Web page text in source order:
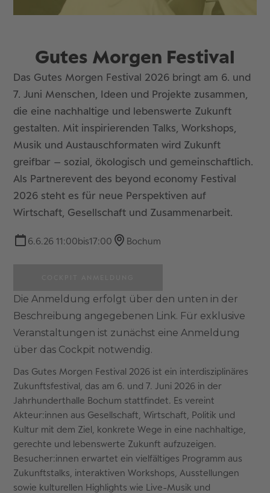
Gutes Morgen Festival
Das Gutes Morgen Festival 2026 bringt am 6. und
7. Juni Menschen, Ideen und Projekte zusammen,
die eine nachhaltige und lebenswerte Zukunft
gestalten. Mit inspirierenden Talks, Workshops,
Musik und Austauschformaten wird Zukunft
greifbar – sozial, ökologisch und gemeinschaftlich.
Als Partnerevent des beyond economy Festival
2026 steht es für neue Perspektiven auf
Wirtschaft, Gesellschaft und Zusammenarbeit.
6.6.26 11:00bis17:00 Bochum
Die Anmeldung erfolgt über den unten in der
Beschreibung angegebenen Link. Für exklusive
Veranstaltungen ist zunächst eine Anmeldung
über das Cockpit notwendig.
Das Gutes Morgen Festival 2026 ist ein interdisziplinäres
Zukunftsfestival, das am 6. und 7. Juni 2026 in der
Jahrhunderthalle Bochum stattfindet. Es vereint
Akteur:innen aus Gesellschaft, Wirtschaft, Politik und
Kultur mit dem Ziel, konkrete Wege in eine nachhaltige,
gerechte und lebenswerte Zukunft aufzuzeigen.
Besucher:innen erwartet ein vielfältiges Programm aus
Zukunftstalks, interaktiven Workshops, Ausstellungen
sowie kulturellen Highlights wie Live-Musik und